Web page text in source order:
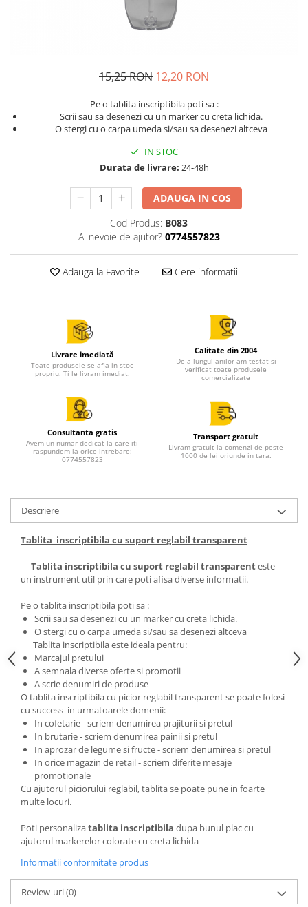
15,25 RON 12,20 RON
Pe o tablita inscriptibila poti sa :
Scrii sau sa desenezi cu un marker cu creta lichida.
O stergi cu o carpa umeda si/sau sa desenezi altceva
IN STOC
Durata de livrare: 24-48h
ADAUGA IN COS
Cod Produs: B083
Ai nevoie de ajutor? 0774557823
Adauga la Favorite Cere informatii
Livrare imediată
Toate produsele se afla in stoc
propriu. Ti le livram imediat.
Calitate din 2004
De-a lungul anilor am testat si
verificat toate produsele
comercializate
Consultanta gratis
Avem un numar dedicat la care iti
raspundem la orice intrebare:
0774557823
Transport gratuit
Livram gratuit la comenzi de peste
1000 de lei oriunde in tara.
Descriere
Tablita inscriptibila cu suport reglabil transparent
Tablita inscriptibila cu suport reglabil transparenteste
un instrument util prin care poti afisa diverse informatii.
Pe o tablita inscriptibila poti sa :
Scrii sau sa desenezi cu un marker cu creta lichida.
O stergi cu o carpa umeda si/sau sa desenezi altceva
Tablita inscriptibila este ideala pentru:
Marcajul pretului
A semnala diverse oferte si promotii
A scrie denumiri de produse
O tablita inscriptibila cu picior reglabil transparent se poate folosi
cu success in urmatoarele domenii:
In cofetarie - scriem denumirea prajiturii si pretul
In brutarie - scriem denumirea painii si pretul
In aprozar de legume si fructe - scriem denumirea si pretul
In orice magazin de retail - scriem diferite mesaje
promotionale
Cu ajutorul piciorului reglabil, tablita se poate pune in foarte
multe locuri.
Poti personalizatablita inscriptibila dupa bunul plac cu
ajutorul markerelor colorate cu creta lichida
Informatii conformitate produs
Review-uri(0)